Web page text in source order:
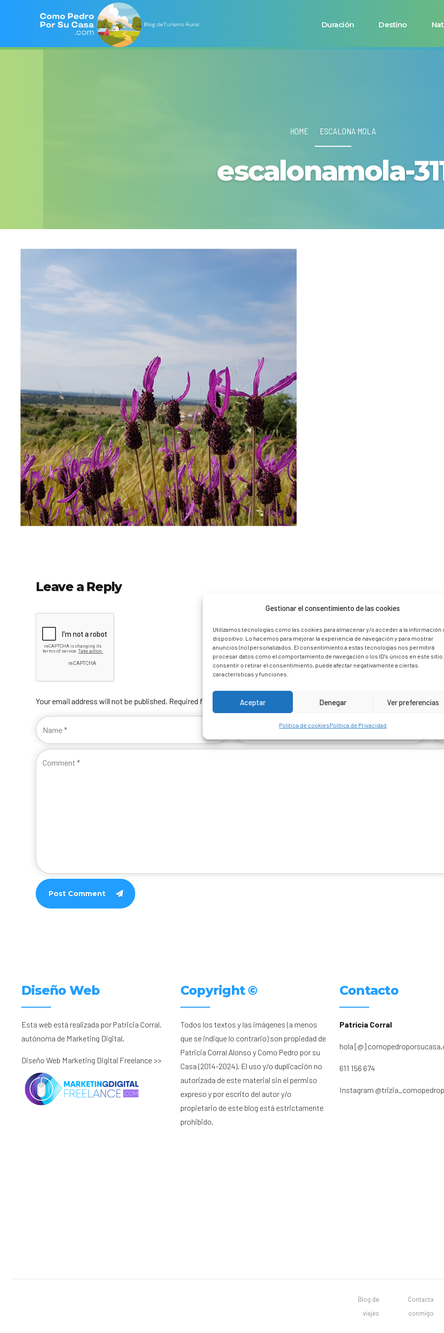
Gestionar el consentimiento de las cookies
Utilizamos tecnologías como las cookies para almacenar y/o acceder a la información
dispositivo. Lo hacemos para mejorar la experiencia de navegación y para mostrar
anuncios (no) personalizados. El consentimiento a estas tecnologías nos permitirá
procesar datos como el comportamiento de navegación o los ID's únicos en este sitio.
consentir o retirar el consentimiento, puede afectar negativamente a ciertas
características y funciones.
Aceptar Denegar Ver preferencias
Política de cookiesPolítica de Privacidad
Duración Destino
HOME ESCALONA MOLA
escalonamola-
Leave a Reply
Your email address will not be published. Required fields are marked *
Post Comment
Diseño Web
Esta web está realizada por Patricia Corral,
autónoma de Marketing Digital.
Diseño Web Marketing Digital Freelance >>
Copyright ©
Todos los textos y las imágenes (a menos
que se indique lo contrario) son propiedad de
Patricia Corral Alonso y Como Pedro por su
Casa (2014-2024). El uso y/o duplicación no
autorizada de este material sin el permiso
expreso y por escrito del autor y/o
propietario de este blog está estrictamente
prohibido.
Contacto
Patricia Corral
hola [@]
611 156 674
Instagram
Blog de
viajes
Contacta
conmigo